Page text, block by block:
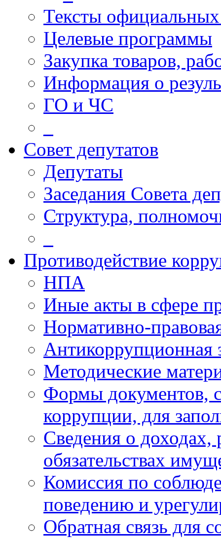
Тексты
Целевые программы
Закупка товаров,
Информация о
ГО и ЧС
Совет депутатов
Депутаты
Заседания Совета
Структура,
Противодействие
НПА
Иные акты в сфере
Нормативно-
Антикоррупционная
Методические
Формы документов,
коррупции, для
Сведения о доходах,
обязательствах
Комиссия по
поведению и
Обратная связь для